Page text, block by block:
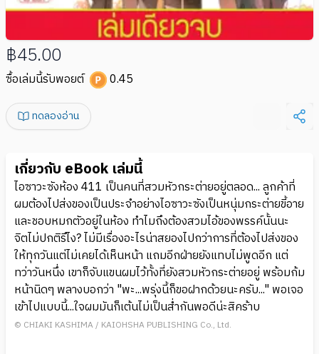
฿45.00
ซื้อเล่มนี้รับพอยต์ 0.45
ทดลองอ่าน
เกี่ยวกับ eBook เล่มนี้
ไอซาวะซังห้อง 411 เป็นคนที่สวมหัวกระต่ายอยู่ตลอด... ลูกค้าที่
ผมต้องไปส่งของเป็นประจำอย่างไอซาวะซังเป็นหนุ่มกระต่ายขี้อาย
และชอบหมกตัวอยู่ในห้อง ทำไมถึงต้องสวมไอ้ของพรรค์นั้นนะ
จิตไม่ปกติรึไง? ไม่มีเรื่องอะไรน่าสยองไปกว่าการที่ต้องไปส่งของ
ให้ทุกวันแต่ไม่เคยได้เห็นหน้า แถมอีกฝ่ายยังแทบไม่พูดอีก แต่
ทว่าวันหนึ่ง เขาก็จับแขนผมไว้ทั้งที่ยังสวมหัวกระต่ายอยู่ พร้อมก้ม
หน้านิดๆ พลางบอกว่า "พะ...พรุ่งนี้ก็ขอฝากด้วยนะครับ..." พอเจอ
เข้าไปแบบนี้...ใจผมมันก็เต้นไม่เป็นส่ำกันพอดีน่ะสิคร้าบ
© CHIAKI KASHIMA / KAIOHSHA PUBLISHING Co., Ltd.